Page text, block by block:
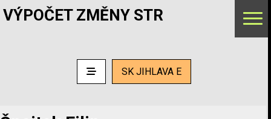
VÝPOČET ZMĚNY STR
SK JIHLAVA E